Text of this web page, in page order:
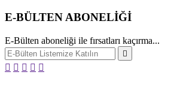
E-BÜLTEN ABONELİĞİ
E-Bülten aboneliği ile fırsatları kaçırma...